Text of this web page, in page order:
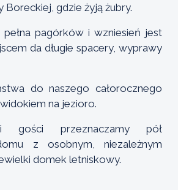
Boreckiej, gdzie żyją żubry.
pełna pagórków i wzniesień jest
da długie spacery, wyprawy
do naszego całorocznego
na jezioro.
gości przeznaczamy pół
z osobnym, niezależnym
domek letniskowy.